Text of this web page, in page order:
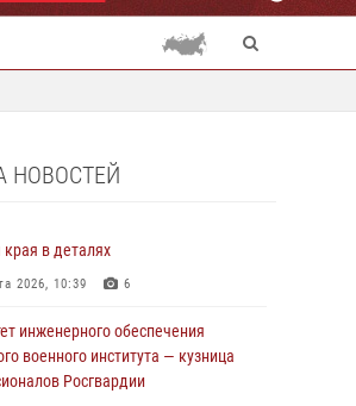
НОВОСТЕЙ
края в деталях
2026, 10:39 6
инженерного обеспечения
военного института — кузница
Росгвардии